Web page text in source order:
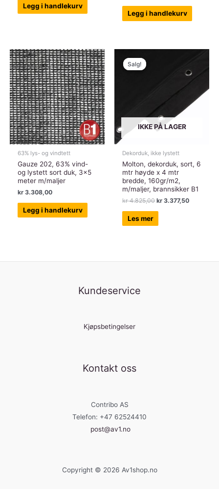
Legg i handlekurv
Legg i handlekurv
63% lys- og vindtett
Gauze 202, 63% vind-
og lystett sort duk, 3×5
meter m/maljer
kr 3.308,00
Legg i handlekurv
Salg!
IKKE PÅ LAGER
Salg!
Dekorduk, ikke lystett
Molton, dekorduk, sort, 6
mtr høyde x 4 mtr
bredde, 160gr/m2,
m/maljer, brannsikker B1
kr4.825,00Opprinnelig
kr 4.825,00.
kr 3.377,50
Les mer
Kundeservice
Kjøpsbetingelser
Kontakt oss
Contribo AS
Telefon: +47 62524410
post@av1.no
Copyright © 2026 Av1shop.no